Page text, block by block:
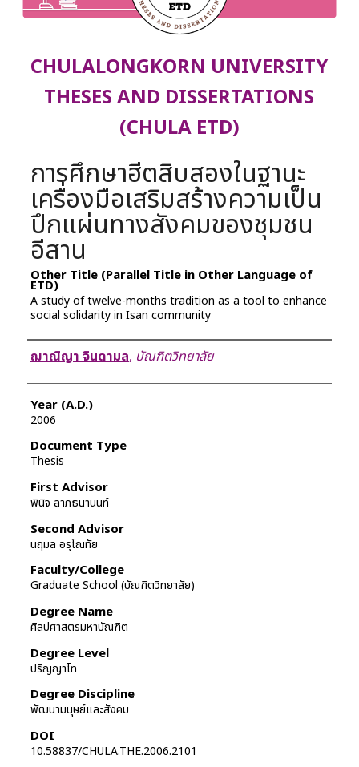
CHULALONGKORN UNIVERSITY
THESES AND DISSERTATIONS
(CHULA ETD)
การศึกษาฮีตสิบสองในฐานะ
เครื่องมือเสริมสร้างความเป็น
ปึกแผ่นทางสังคมของชุมชน
อีสาน
Other Title (Parallel Title in Other Language of
ETD)
A study of twelve-months tradition as a tool to enhance
social solidarity in Isan community
Author
ฌาณิญา จินดามล, บัณฑิตวิทยาลัย
Year (A.D.)
2006
Document Type
Thesis
First Advisor
พินิจ ลาภธนานนท์
Second Advisor
นฤมล อรุโณทัย
Faculty/College
Graduate School (บัณฑิตวิทยาลัย)
Degree Name
ศิลปศาสตรมหาบัณฑิต
Degree Level
ปริญญาโท
Degree Discipline
พัฒนามนุษย์และสังคม
DOI
10.58837/CHULA.THE.2006.2101